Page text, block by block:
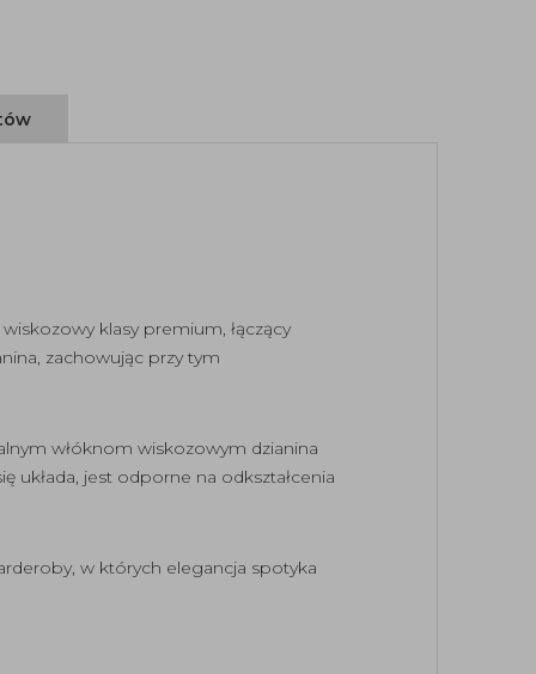
klasy premium, łączący
zachowując przy tym
włóknom wiskozowym dzianina
układa, jest odporne na odkształcenia
w których elegancja spotyka